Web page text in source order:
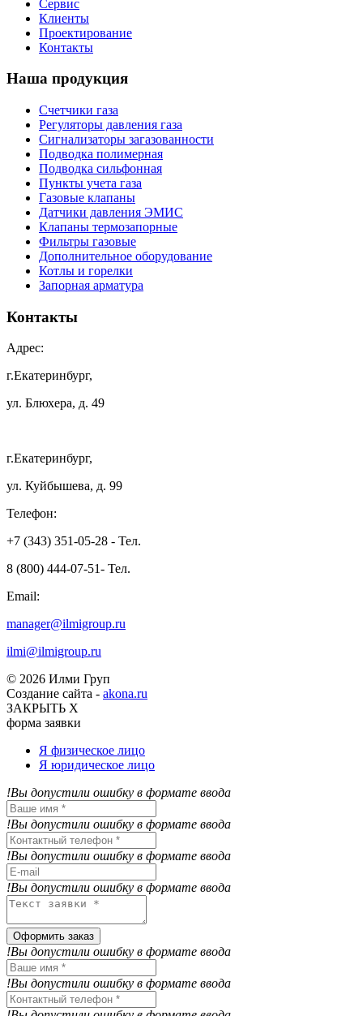
Сервис
Клиенты
Проектирование
Контакты
Наша продукция
Счетчики газа
Регуляторы давления газа
Сигнализаторы загазованности
Подводка полимерная
Подводка сильфонная
Пункты учета газа
Газовые клапаны
Датчики давления ЭМИС
Клапаны термозапорные
Фильтры газовые
Дополнительное оборудование
Котлы и горелки
Запорная арматура
Контакты
Адрес:
г.Екатеринбург,
ул. Блюхера, д. 49
г.Екатеринбург,
ул. Куйбышева, д. 99
Телефон:
+7 (343) 351-05-28 - Тел.
8 (800) 444-07-51- Тел.
Email:
manager@ilmigroup.ru
ilmi@ilmigroup.ru
© 2026 Илми Груп
Создание сайта - akona.ru
ЗАКРЫТЬ Х
форма заявки
Я физическое лицо
Я юридическое лицо
!Вы допустили ошибку в формате ввода
!Вы допустили ошибку в формате ввода
!Вы допустили ошибку в формате ввода
!Вы допустили ошибку в формате ввода
Оформить заказ
!Вы допустили ошибку в формате ввода
!Вы допустили ошибку в формате ввода